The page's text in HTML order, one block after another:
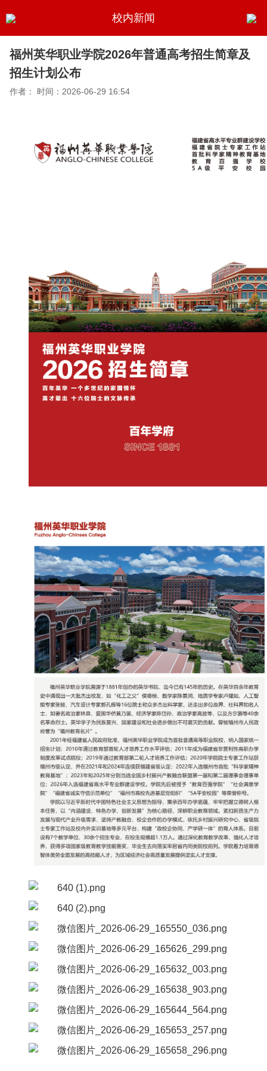
校内新闻
福州英华职业学院2026年普通高考招生简章及
招生计划公布
作者： 时间：2026-06-29 16:54